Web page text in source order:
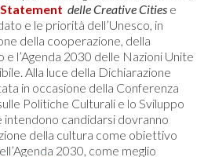
delle Creative Cities e
e le priorità dell’Unesco, in
della cooperazione, della
e l’Agenda 2030 delle Nazioni Unite
Alla luce della Dichiarazione
in occasione della Conferenza
Politiche Culturali e lo Sviluppo
intendono candidarsi dovranno
della cultura come obiettivo
2030, come meglio